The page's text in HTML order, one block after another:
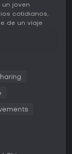
un joven
cotidianos,
de un viaje
cenital,
y
en un sistema